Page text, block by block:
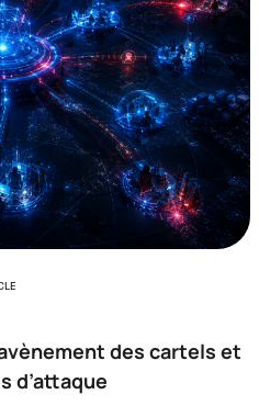
des cartels et
d’attaque